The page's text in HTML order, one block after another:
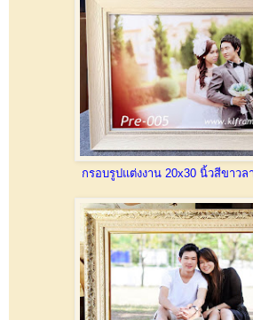
กรอบรูปแต่งงาน 20x30 นิ้วสีขาวล